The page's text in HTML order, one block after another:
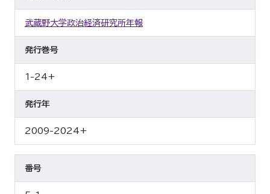
武蔵野大学政治経済研究所年報
発行巻号
1-24+
発行年
2009-2024+
番号